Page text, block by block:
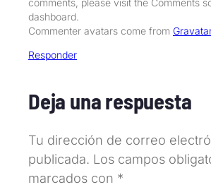
comments, please visit the Comments
dashboard.
Commenter avatars come from Gravatar
Responder
Deja una respuesta
Tu dirección de correo
publicada. Los campos
marcados con *